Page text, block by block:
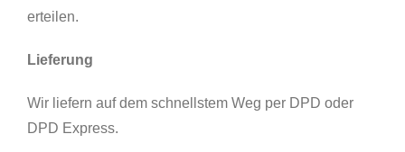
erteilen.
Lieferung
Wir liefern auf dem schnellstem Weg per DPD oder
DPD Express.